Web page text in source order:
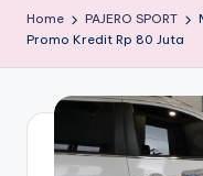
e
al
M
Jakarta
Diamond
Melayani
Home PAJERO SPORT
Promo Kredit Rp 80 Juta